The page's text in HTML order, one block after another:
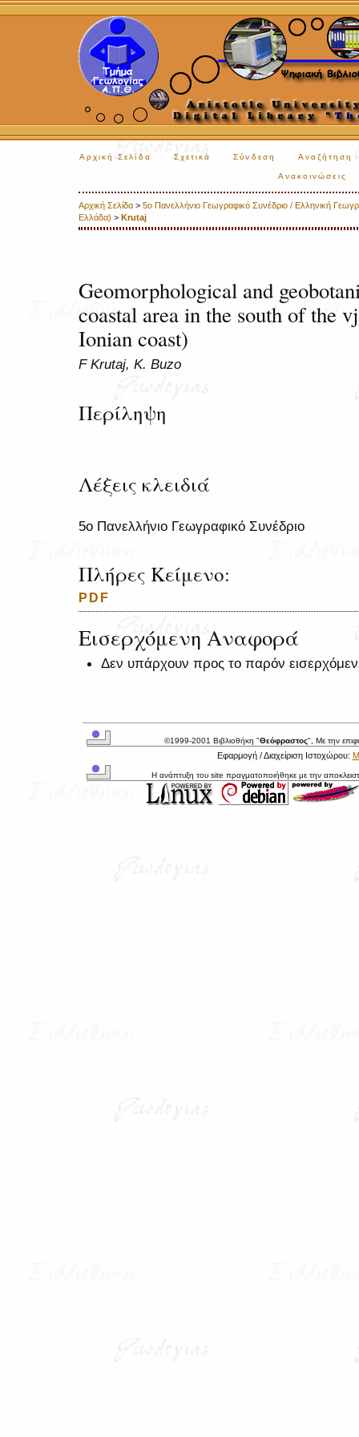
Αρχική Σελίδα Σχετικά Σύνδεση Αναζήτηση
Ανακοινώσεις
Αρχική Σελίδα > 5o Πανελλήνιο Γεωγραφικό Συνέδριο / Ελληνική
Ελλάδα) > Krutaj
Geomorphological and
coastal area in the south of the
Ionian coast)
F Krutaj, K. Buzo
Περίληψη
Λέξεις κλειδιά
5ο Πανελλήνιο Γεωγραφικό Συνέδριο
Πλήρες Κείμενο:
PDF
Εισερχόμενη Αναφορά
Δεν υπάρχουν προς το παρόν
©1999-2001 Βιβλιοθήκη "Θεόφραστος", Με την
Εφαρμογή / Διαχείριση Ιστοχώρου:
Η ανάπτυξη του site πραγματοποιήθηκε με την